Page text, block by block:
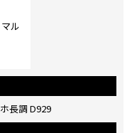
ル
長調 D929